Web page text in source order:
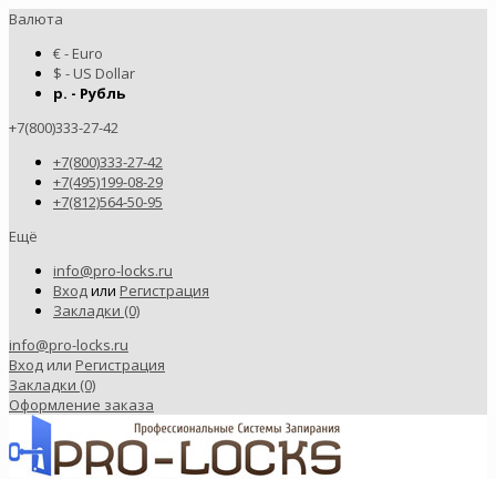
Валюта
€ - Euro
$ - US Dollar
р. - Рубль
+7(800)333-27-42
+7(800)333-27-42
+7(495)199-08-29
+7(812)564-50-95
Ещё
info@pro-locks.ru
Входили Регистрация
Закладки (0)
info@pro-locks.ru
Вход или Регистрация
Закладки (0)
Оформление заказа